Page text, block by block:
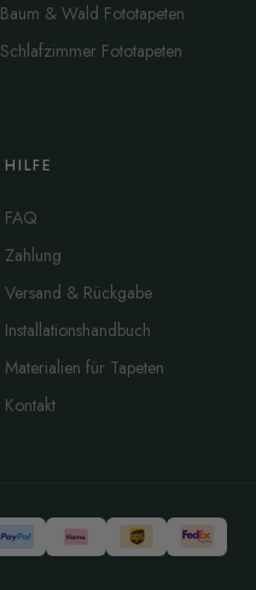
Baum & Wald Fototapeten
Schlafzimmer Fototapeten
HILFE
FAQ
Zahlung
Versand & Rückgabe
Installationshandbuch
Materialien für Tapeten
Kontakt